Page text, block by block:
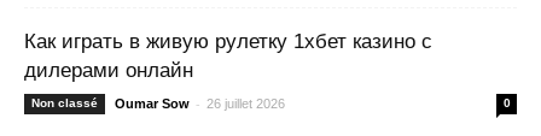
Как играть в живую рулетку 1хбет казино с
дилерами онлайн
Non classé Oumar Sow - 26 juillet 2026 0